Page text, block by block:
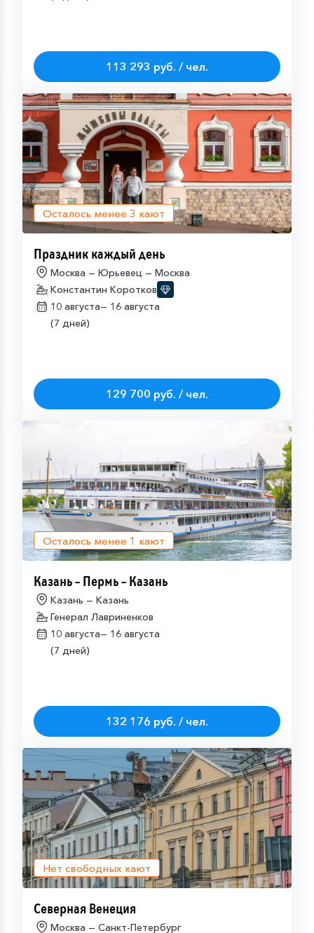
113 293 руб. / чел.
Осталось менее 3 кают
Праздник каждый день
Москва — Юрьевец — Москва
Константин Коротков
10 августа— 16 августа
(7 дней)
129 700 руб. / чел.
Осталось менее 1 кают
Казань – Пермь – Казань
Казань — Казань
Генерал Лавриненков
10 августа— 16 августа
(7 дней)
132 176 руб. / чел.
Нет свободных кают
Северная Венеция
Москва — Санкт-Петербург